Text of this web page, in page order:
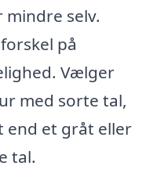
selv.
på
Vælger
med sorte tal,
end et gråt eller
tal.